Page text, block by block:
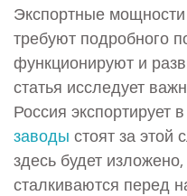
Экспортные
требуют подробного
функционируют и
статья исследует
Россия экспортирует
заводы стоят за этой
здесь будет
сталкиваются перед